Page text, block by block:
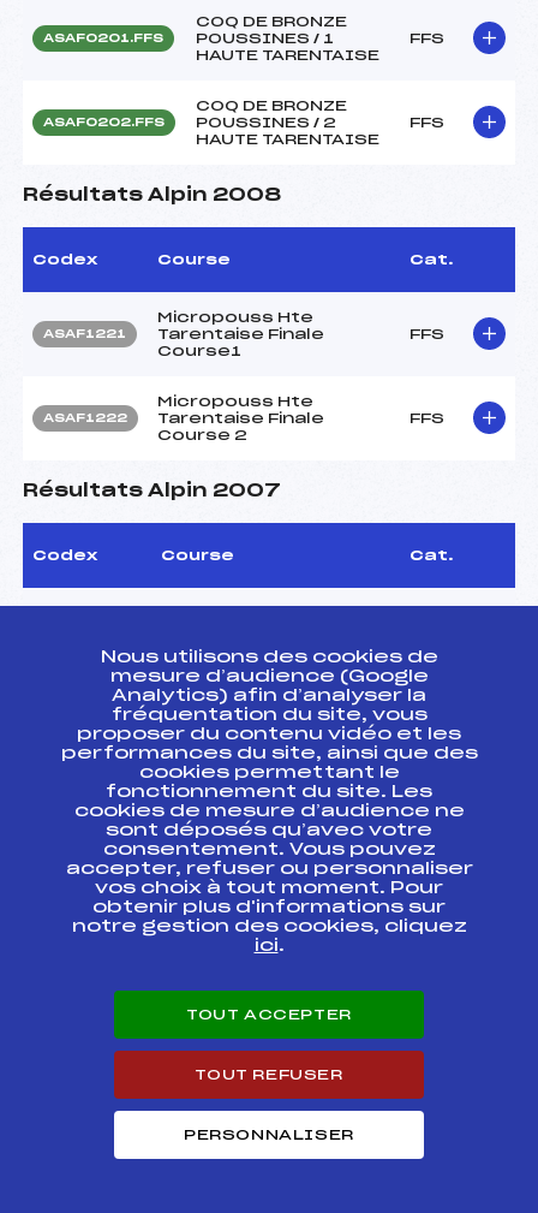
ASAF0201.FFS
COQ DE BRONZE
POUSSINES / 1
HAUTE TARENTAISE
FFS
ASAF0202.FFS
COQ DE BRONZE
POUSSINES / 2
HAUTE TARENTAISE
FFS
Résultats Alpin 2008
Codex Course Cat.
ASAF1221
Micropouss Hte
Tarentaise Finale
Course1
FFS
ASAF1222
Micropouss Hte
Tarentaise Finale
Course 2
FFS
Résultats Alpin 2007
Codex Course Cat.
MICROPOUSS
PARCOURS VARIE
ASAF0721
SAINTE FOY
TARENTAISE 2007
MICROPOUSS
PARCOURS VARIE
FFS
Résultats Freestyle 2013
Codex Course Cat.
Gavaggio Monster
Résultats Freestyle 2012
Course Cat.
Nous utilisons des cookies de
mesure d’audience (Google
Analytics) afin d’analyser la
fréquentation du site, vous
proposer du contenu vidéo et les
performances du site, ainsi que des
cookies permettant le
fonctionnement du site. Les
cookies de mesure d’audience ne
sont déposés qu’avec votre
consentement. Vous pouvez
accepter, refuser ou personnaliser
vos choix à tout moment. Pour
obtenir plus d'informations sur
notre gestion des cookies, cliquez
ici.
TOUT ACCEPTER
TOUT REFUSER
PERSONNALISER